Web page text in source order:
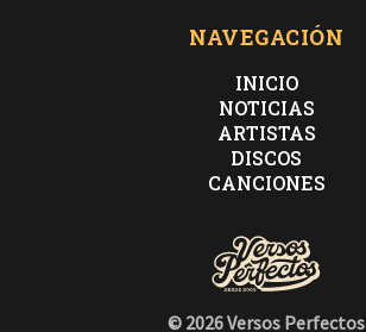
NAVEGACIÓN
INICIO
NOTICIAS
ARTISTAS
DISCOS
CANCIONES
© 2026 Versos Perfectos